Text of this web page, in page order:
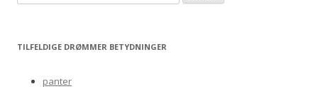
e
rTILFELDIGE DRØMMER BETYDNINGER
panter